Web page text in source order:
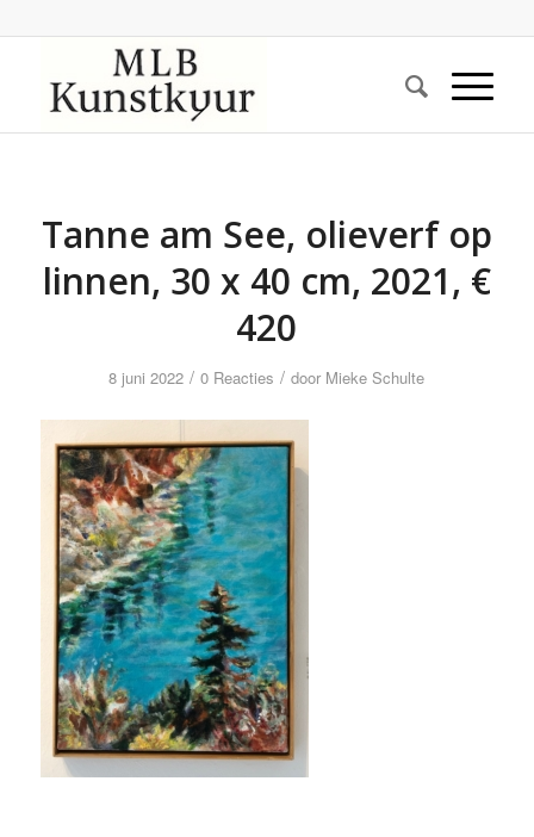
Tanne am See, olieverf op
linnen, 30 x 40 cm, 2021, €
420
8 juni 2022 / 0 Reacties / door Mieke Schulte